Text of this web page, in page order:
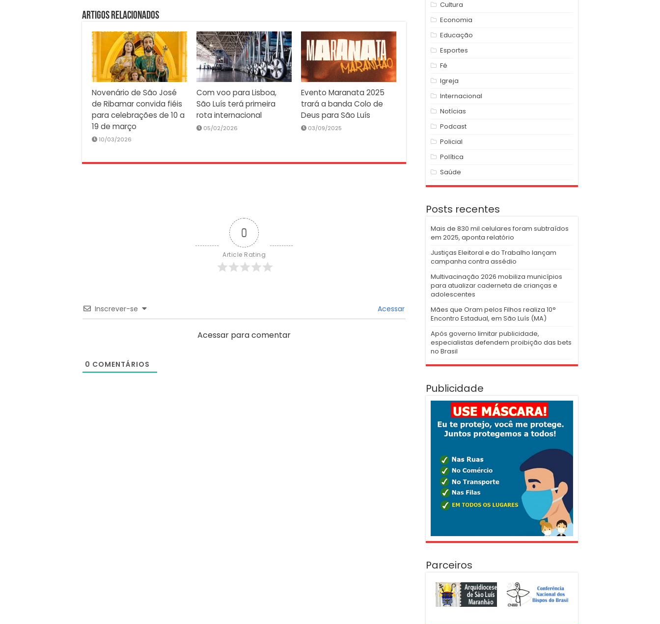
Artigos Relacionados
Novenário de São José
de Ribamar convida fiéis
para celebrações de 10 a
19 de março
10/03/2026
Com voo para Lisboa,
São Luís terá primeira
rota internacional
05/02/2026
Evento Maranata 2025
trará a banda Colo de
Deus para São Luís
03/09/2025
0
Article Rating
Inscrever-se Acessar
Acessar para comentar
0 COMENTÁRIOS
Cultura
Economia
Educação
Esportes
Fé
Igreja
Internacional
Notícias
Podcast
Policial
Política
Saúde
Posts recentes
Mais de 830 mil celulares foram subtraídos
em 2025, aponta relatório
Justiças Eleitoral e do Trabalho lançam
campanha contra assédio
Multivacinação 2026 mobiliza municípios
para atualizar caderneta de crianças e
adolescentes
Mães que Oram pelos Filhos realiza 10°
Encontro Estadual, em São Luís (MA)
Após governo limitar publicidade,
especialistas defendem proibição das bets
no Brasil
Publicidade
Parceiros